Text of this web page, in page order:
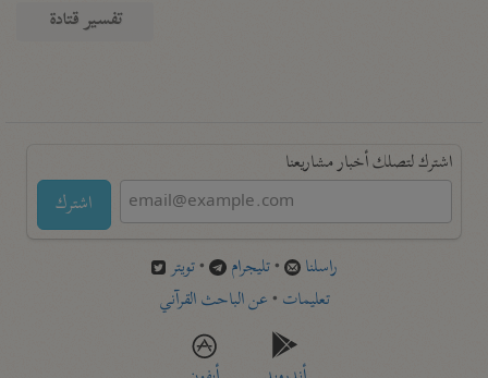
تفسير قتادة
اشترك لتصلك أخبار مشاريعنا
اشترك
راسلنا •تليجرام •تويتر
تعليمات •عن الباحث القرآني